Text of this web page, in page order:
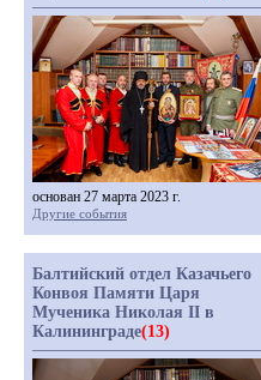
основан 27 марта 2023 г.
Другие события
Балтийский отдел Казачьего
Конвоя Памяти Царя
Мученика Николая II в
Калининграде(13)